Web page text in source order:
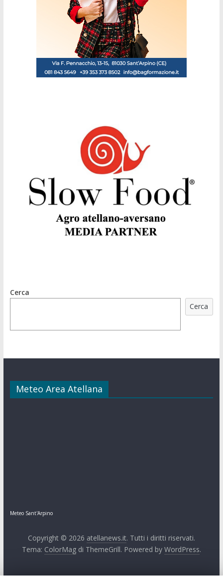
Cerca
Cerca
Meteo Area Atellana
Meteo Sant'Arpino
Copyright © 2026 atellanews.it. Tutti i diritti riservati.
Tema: ColorMagdi ThemeGrill. Powered by WordPress.